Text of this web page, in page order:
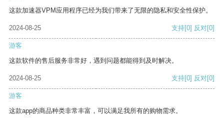
这款加速器VPM应用程序已经为我们带来了无限的隐私和安全性保护。
2024-08-25 支持[0] 反对[0]
游客
这款软件的售后服务非常好，遇到问题都能得到及时解决。
2024-08-25 支持[0] 反对[0]
游客
这款app的商品种类非常丰富，可以满足我所有的购物需求。